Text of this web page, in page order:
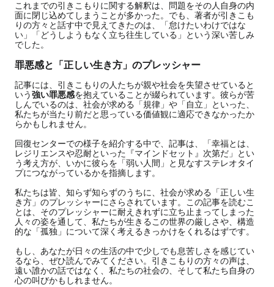
これまでの引きこもりに関する解釈は、問題をその人自身の内
面に閉じ込めてしまうことが多かった。でも、著者が引きこも
りの方々と話す中で見えてきたのは、「怠けたいわけではな
い」「どうしようもなく立ち往生している」という深い苦しみ
でした。
罪悪感と「正しい生き方」のプレッシャー
記事には、引きこもりの人たちが親や社会を失望させていると
いう強い罪悪感を抱えていることが綴られています。彼らが苦
しんでいるのは、社会が求める「規律」や「自立」といった、
私たちが当たり前だと思っている価値観に適応できなかったか
らかもしれません。
回復センターでの様子を紹介する中で、記事は、「幸福とは、
レジリエンスや忍耐といった『マインドセット』次第だ」とい
う考え方が、いかに彼らを「弱い人間」と見なすステレオタイ
プにつながっているかを指摘します。
私たちは皆、知らず知らずのうちに、社会が求める「正しい生
き方」のプレッシャーにさらされています。この記事を読むこ
とは、そのプレッシャーに耐えきれずに立ち止まってしまった
人々の姿を通して、私たちが生きるこの世界の厳しさや、構造
的な「孤独」について深く考えるきっかけをくれるはずです。
もし、あなたが日々の生活の中で少しでも息苦しさを感じてい
るなら、ぜひ読んでみてください。引きこもりの方々の声は、
遠い誰かの話ではなく、私たちの社会の、そして私たち自身の
心の叫びかもしれません。